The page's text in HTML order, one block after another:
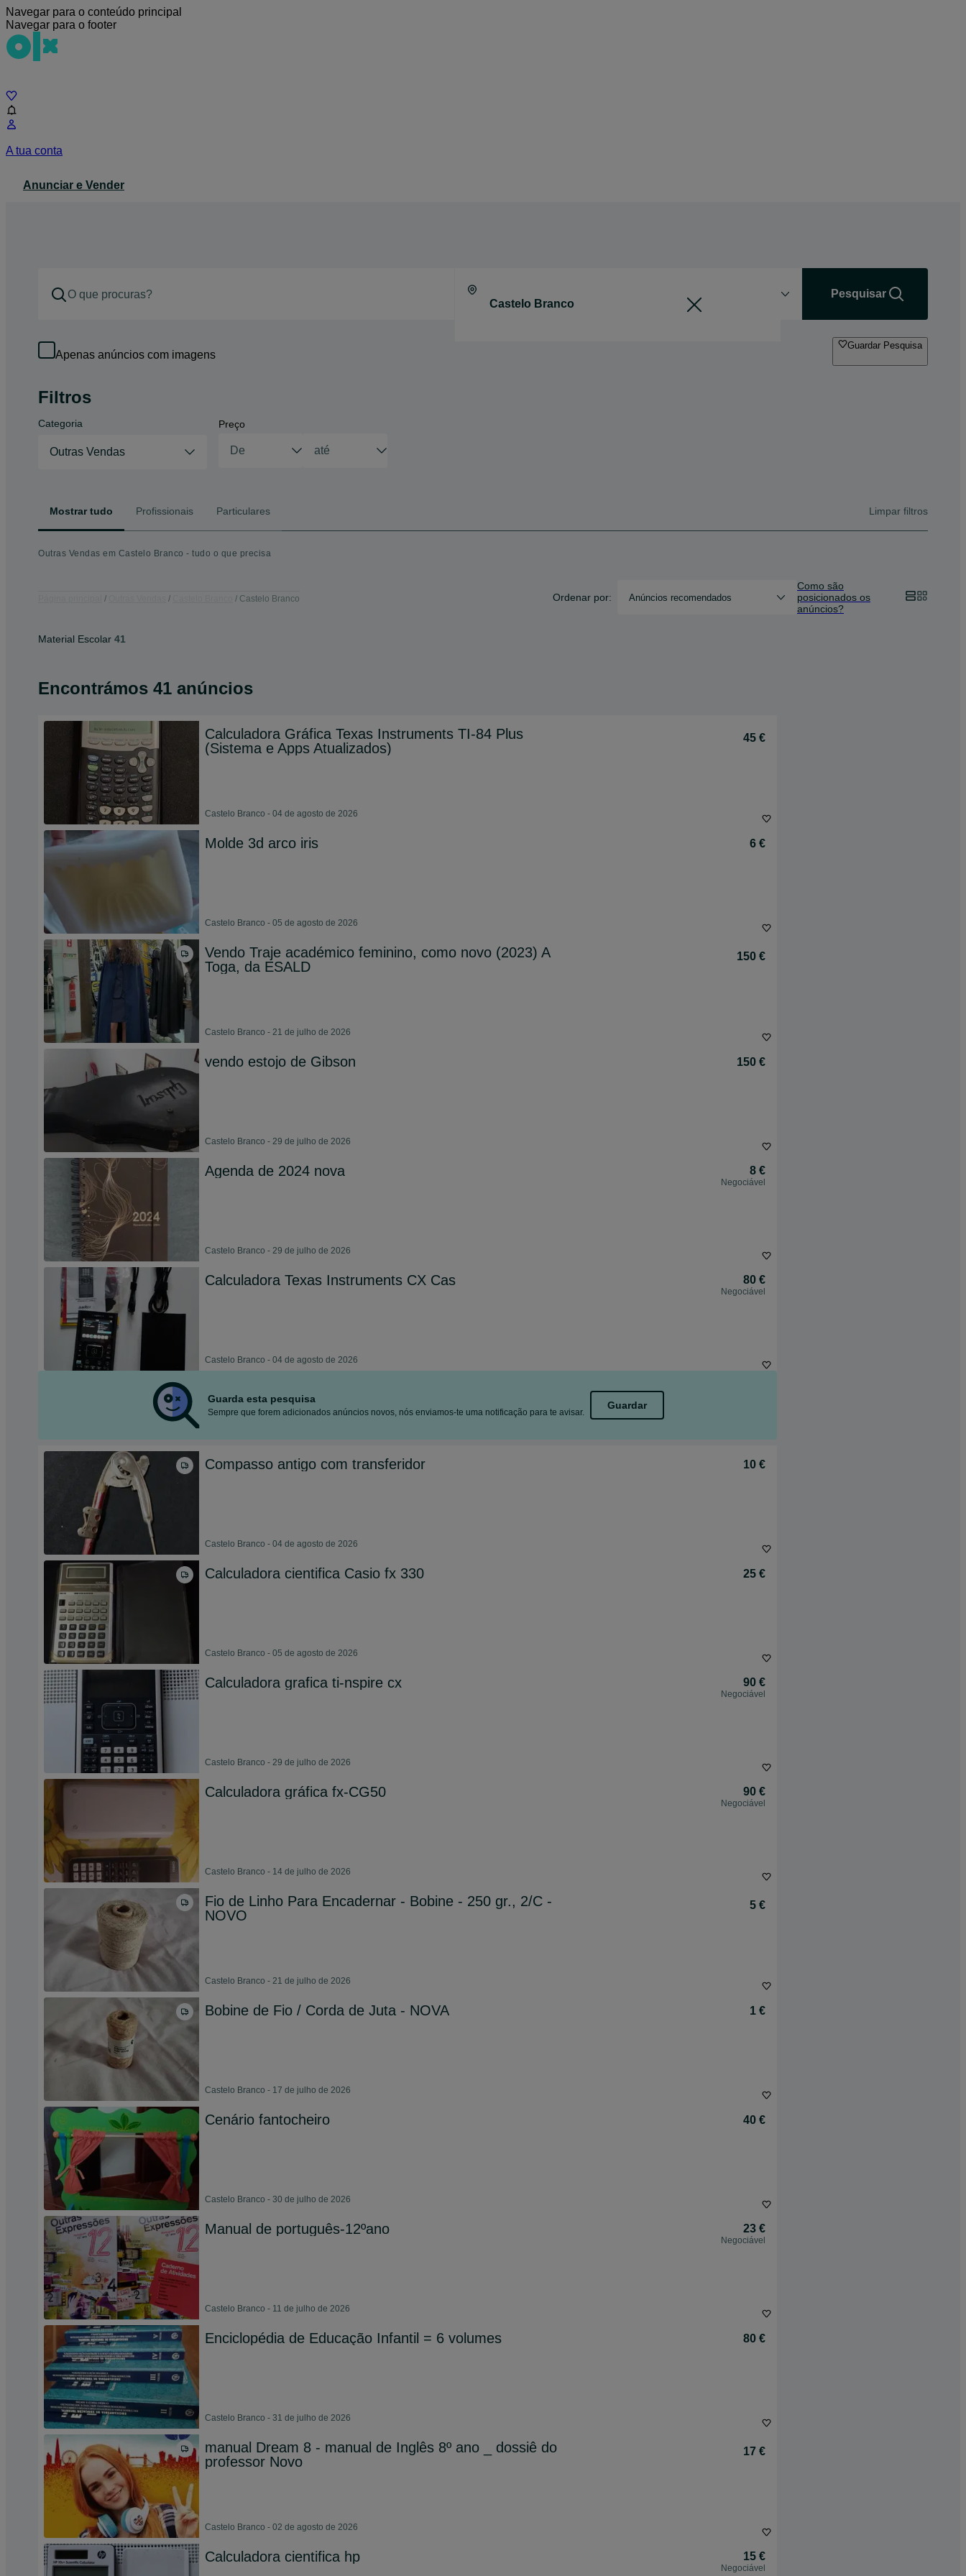
Navegar para o conteúdo principal
Navegar para o footer
A tua conta
Anunciar e Vender
Pesquisar
Apenas anúncios com imagens
Guardar Pesquisa
Filtros
Categoria
Outras Vendas
Preço
Mostrar tudo Profissionais Particulares Limpar filtros
Outras Vendas em Castelo Branco - tudo o que precisa
Castelo Branco Ordenar por: Anúncios recomendados
Como são
posicionados os
anúncios?
Material Escolar 41
Encontrámos 41 anúncios
Calculadora Gráfica Texas Instruments TI-84 Plus
(Sistema e Apps Atualizados)
45 €
Castelo Branco - 04 de agosto de 2026
Molde 3d arco iris 6 €
Castelo Branco - 05 de agosto de 2026
Vendo Traje académico feminino, como novo (2023) A
Toga, da ESALD
150 €
Castelo Branco - 21 de julho de 2026
vendo estojo de Gibson 150 €
Castelo Branco - 29 de julho de 2026
Agenda de 2024 nova 8 €
Negociável
Castelo Branco - 29 de julho de 2026
Calculadora Texas Instruments CX Cas 80 €
Negociável
Castelo Branco - 04 de agosto de 2026
Guarda esta pesquisa
Sempre que forem adicionados anúncios novos, nós enviamos-te uma notificação para te avisar.
Guardar
Compasso antigo com transferidor 10 €
Castelo Branco - 04 de agosto de 2026
Calculadora cientifica Casio fx 330 25 €
Castelo Branco - 05 de agosto de 2026
Calculadora grafica ti-nspire cx 90 €
Negociável
Castelo Branco - 29 de julho de 2026
Calculadora gráfica fx-CG50 90 €
Negociável
Castelo Branco - 14 de julho de 2026
Fio de Linho Para Encadernar - Bobine - 250 gr., 2/C -
NOVO
5 €
Castelo Branco - 21 de julho de 2026
Bobine de Fio / Corda de Juta - NOVA 1 €
Castelo Branco - 17 de julho de 2026
Cenário fantocheiro 40 €
Castelo Branco - 30 de julho de 2026
Manual de português-12ºano 23 €
Negociável
Castelo Branco - 11 de julho de 2026
Enciclopédia de Educação Infantil = 6 volumes 80 €
Castelo Branco - 31 de julho de 2026
manual Dream 8 - manual de Inglês 8º ano _ dossiê do
professor Novo
17 €
Castelo Branco - 02 de agosto de 2026
Calculadora cientifica hp 15 €
Negociável